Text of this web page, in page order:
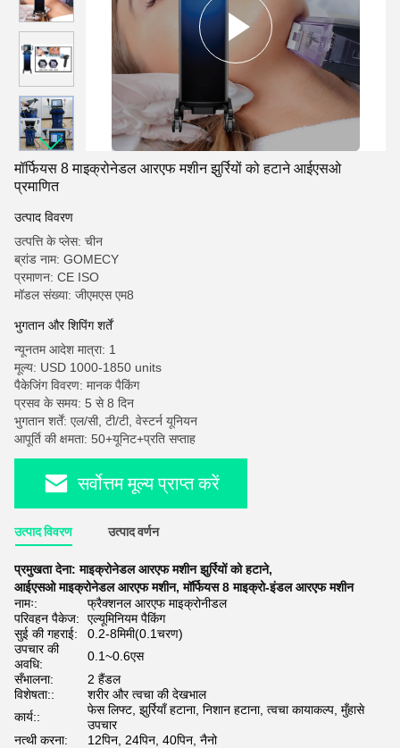
मॉर्फियस 8 माइक्रोनेडल आरएफ मशीन झुर्रियों को हटाने आईएसओ
प्रमाणित
उत्पाद विवरण
उत्पत्ति के प्लेस: चीन
ब्रांड नाम: GOMECY
प्रमाणन: CE ISO
मॉडल संख्या: जीएमएस एम8
भुगतान और शिपिंग शर्तें
न्यूनतम आदेश मात्रा: 1
मूल्य: USD 1000-1850 units
पैकेजिंग विवरण: मानक पैकिंग
प्रसव के समय: 5 से 8 दिन
भुगतान शर्तें: एल/सी, टी/टी, वेस्टर्न यूनियन
आपूर्ति की क्षमता: 50+यूनिट+प्रति सप्ताह
सर्वोत्तम मूल्य प्राप्त करें
उत्पाद विवरण उत्पाद वर्णन
प्रमुखता देना:माइक्रोनेडल आरएफ मशीन झुर्रियों को हटाने,
आईएसओ माइक्रोनेडल आरएफ मशीन,मॉर्फियस 8 माइक्रो-इंडल आरएफ मशीन
नामः:
फ्रैक्शनल आरएफ माइक्रोनीडल
परिवहन पैकेज:
एल्यूमिनियम पैकिंग
सुई की गहराई:
0.2-8मिमी(0.1चरण)
उपचार की
अवधि:
0.1~0.6एस
सँभालना:
2 हैंडल
विशेषता::
शरीर और त्वचा की देखभाल
कार्य::
फेस लिफ्ट, झुर्रियाँ हटाना, निशान हटाना, त्वचा कायाकल्प, मुँहासे
उपचार
नत्थी करना:
12पिन, 24पिन, 40पिन, नैनो